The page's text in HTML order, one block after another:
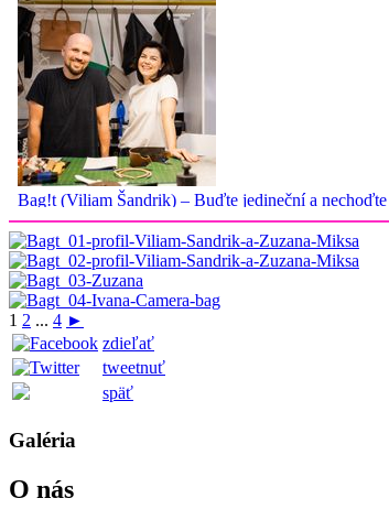
1 2 ... 4 ►
zdieľať
tweetnuť
späť
Galéria
O nás